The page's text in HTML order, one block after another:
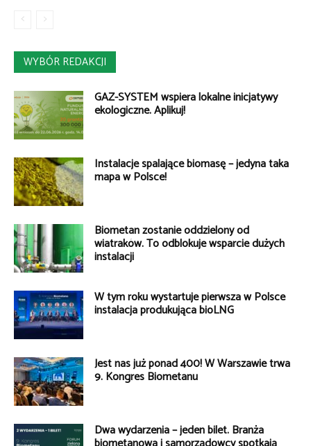
WYBÓR REDAKCJI
GAZ-SYSTEM wspiera lokalne inicjatywy
ekologiczne. Aplikuj!
Instalacje spalające biomasę – jedyna taka
mapa w Polsce!
Biometan zostanie oddzielony od
wiatraków. To odblokuje wsparcie dużych
instalacji
W tym roku wystartuje pierwsza w Polsce
instalacja produkująca bioLNG
Jest nas już ponad 400! W Warszawie trwa
9. Kongres Biometanu
Dwa wydarzenia – jeden bilet. Branża